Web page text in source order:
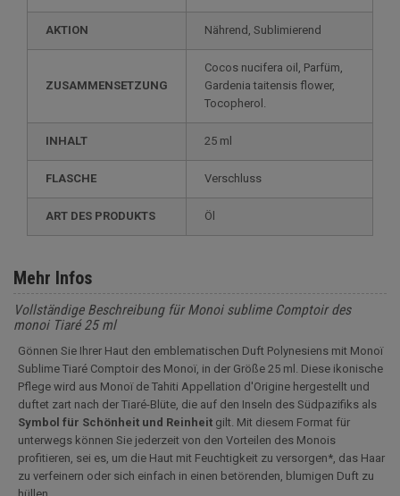
AKTION Nährend, Sublimierend
ZUSAMMENSETZUNG
Cocos nucifera oil, Parfüm,
Gardenia taitensis flower,
Tocopherol.
INHALT 25 ml
FLASCHE Verschluss
ART DES PRODUKTS Öl
Mehr Infos
Vollständige Beschreibung für Monoi sublime Comptoir des
monoi Tiaré 25 ml
Gönnen Sie Ihrer Haut den emblematischen Duft Polynesiens mit Monoï
Sublime Tiaré Comptoir des Monoï, in der Größe 25 ml. Diese ikonische
Pflege wird aus Monoï de Tahiti Appellation d'Origine hergestellt und
duftet zart nach der Tiaré-Blüte, die auf den Inseln des Südpazifiks als
Symbol für Schönheit und Reinheit gilt. Mit diesem Format für
unterwegs können Sie jederzeit von den Vorteilen des Monois
profitieren, sei es, um die Haut mit Feuchtigkeit zu versorgen*, das Haar
zu verfeinern oder sich einfach in einen betörenden, blumigen Duft zu